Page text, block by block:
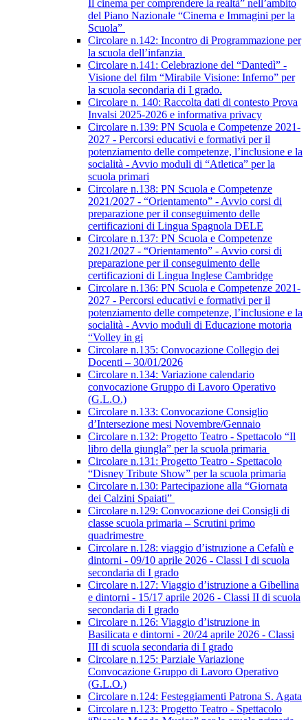
Il cinema per comprendere la realtà” nell’ambito
del Piano Nazionale “Cinema e Immagini per la
Scuola”
Circolare n.142: Incontro di Programmazione per
la scuola dell’infanzia
Circolare n.141: Celebrazione del “Dantedì” -
Visione del film “Mirabile Visione: Inferno” per
la scuola secondaria di I grado.
Circolare n. 140: Raccolta dati di contesto Prova
Invalsi 2025-2026 e informativa privacy
Circolare n.139: PN Scuola e Competenze 2021-
2027 - Percorsi educativi e formativi per il
potenziamento delle competenze, l’inclusione e la
socialità - Avvio moduli di “Atletica” per la
scuola primari
Circolare n.138: PN Scuola e Competenze
2021/2027 - “Orientamento” - Avvio corsi di
preparazione per il conseguimento delle
certificazioni di Lingua Spagnola DELE
Circolare n.137: PN Scuola e Competenze
2021/2027 - “Orientamento” - Avvio corsi di
preparazione per il conseguimento delle
certificazioni di Lingua Inglese Cambridge
Circolare n.136: PN Scuola e Competenze 2021-
2027 - Percorsi educativi e formativi per il
potenziamento delle competenze, l’inclusione e la
socialità - Avvio moduli di Educazione motoria
“Volley in gi
Circolare n.135: Convocazione Collegio dei
Docenti – 30/01/2026
Circolare n.134: Variazione calendario
convocazione Gruppo di Lavoro Operativo
(G.L.O.)
Circolare n.133: Convocazione Consiglio
d’Intersezione mesi Novembre/Gennaio
Circolare n.132: Progetto Teatro - Spettacolo “Il
libro della giungla” per la scuola primaria
Circolare n.131: Progetto Teatro - Spettacolo
“Disney Tribute Show” per la scuola primaria
Circolare n.130: Partecipazione alla “Giornata
dei Calzini Spaiati”
Circolare n.129: Convocazione dei Consigli di
classe scuola primaria – Scrutini primo
quadrimestre
Circolare n.128: viaggio d’istruzione a Cefalù e
dintorni - 09/10 aprile 2026 - Classi I di scuola
secondaria di I grado
Circolare n.127: Viaggio d’istruzione a Gibellina
e dintorni - 15/17 aprile 2026 - Classi II di scuola
secondaria di I grado
Circolare n.126: Viaggio d’istruzione in
Basilicata e dintorni - 20/24 aprile 2026 - Classi
III di scuola secondaria di I grado
Circolare n.125: Parziale Variazione
Convocazione Gruppo di Lavoro Operativo
(G.L.O.)
Circolare n.124: Festeggiamenti Patrona S. Agata
Circolare n.123: Progetto Teatro - Spettacolo